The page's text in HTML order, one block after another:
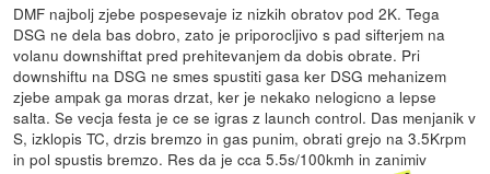
DMF najbolj zjebe pospesevaje iz nizkih obratov pod 2K. Tega
DSG ne dela bas dobro, zato je priporocljivo s pad sifterjem na
volanu downshiftat pred prehitevanjem da dobis obrate. Pri
downshiftu na DSG ne smes spustiti gasa ker DSG mehanizem
zjebe ampak ga moras drzat, ker je nekako nelogicno a lepse
salta. Se vecja festa je ce se igras z launch control. Das menjanik v
S, izklopis TC, drzis bremzo in gas punim, obrati grejo na 3.5Krpm
in pol spustis bremzo. Res da je cca 5.5s/100kmh in zanimiv